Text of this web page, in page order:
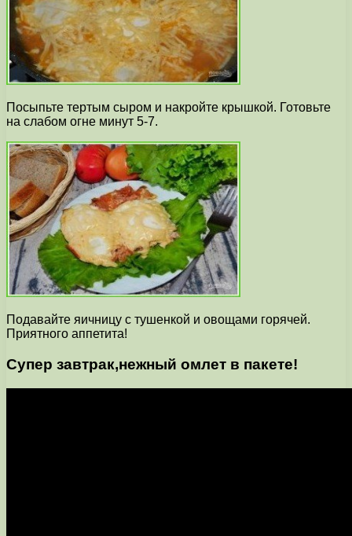
Посыпьте тертым сыром и накройте крышкой. Готовьте
на слабом огне минут 5-7.
Подавайте яичницу с тушенкой и овощами горячей.
Приятного аппетита!
Супер завтрак,нежный омлет в пакете!